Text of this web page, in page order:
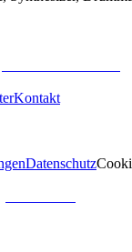
Kontakt
Datenschutz